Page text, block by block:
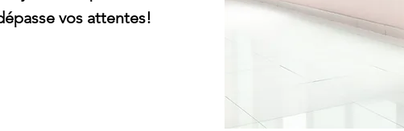
vos attentes!